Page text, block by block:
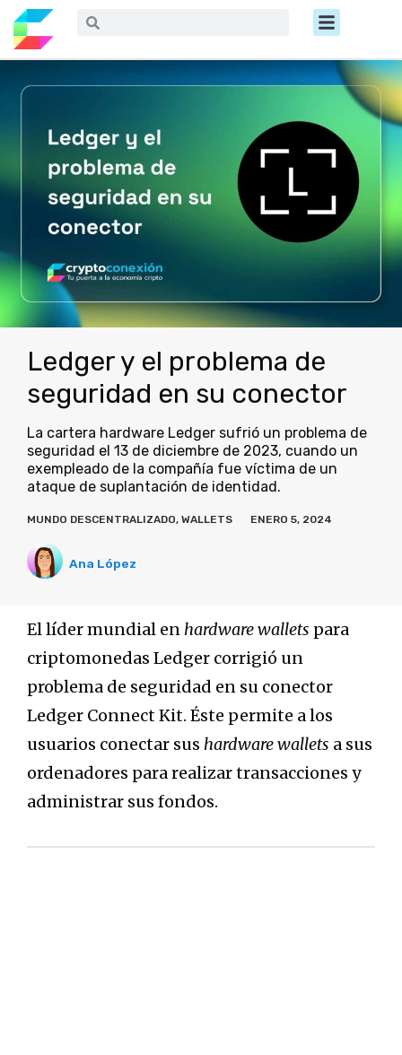
contenido
Buscar Menú
Ledger y el problema de
seguridad en su conector
La cartera hardware Ledger sufrió un problema de
seguridad el 13 de diciembre de 2023, cuando un
exempleado de la compañía fue víctima de un
ataque de suplantación de identidad.
MUNDO DESCENTRALIZADO, WALLETS ENERO 5, 2024
Ana López
El líder mundial en hardware wallets para
criptomonedas Ledger corrigió un
problema de seguridad en su conector
Ledger Connect Kit. Éste permite a los
usuarios conectar sus hardware wallets a sus
ordenadores para realizar transacciones y
administrar sus fondos.